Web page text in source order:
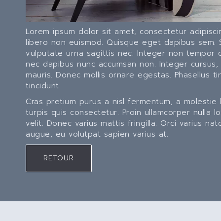
Lorem ipsum dolor sit amet, consectetur
libero non euismod. Quisque eget dapibus
vulputate urna sagittis nec. Integer non tempor
nec dapibus nunc accumsan non. Integer
mauris. Donec mollis ornare egestas.
tincidunt.
Cras pretium purus a nisl fermentum, a
turpis quis consectetur. Proin ullamcorper nulla
velit. Donec varius mattis fringilla. Orci varius
augue, eu volutpat sapien varius at.
RETOUR